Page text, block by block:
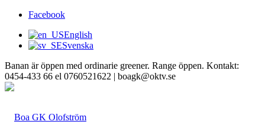
Facebook
English
Svenska
Banan är öppen med ordinarie greener. Range öppen. Kontakt:
0454-433 66 el 0760521622 | boagk@oktv.se